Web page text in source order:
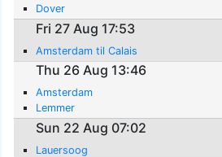
Dover
Fri 27 Aug 17:53
Amsterdam til Calais
Thu 26 Aug 13:46
Amsterdam
Lemmer
Sun 22 Aug 07:02
Lauersoog